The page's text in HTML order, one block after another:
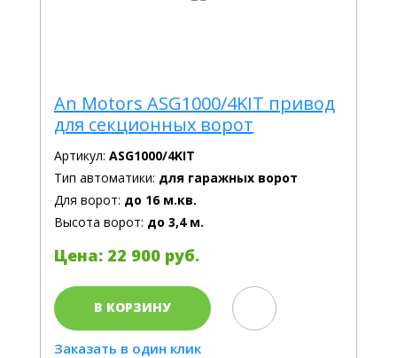
An Motors ASG1000/4KIT привод
для секционных ворот
Артикул: ASG1000/4KIT
Тип автоматики: для гаражных ворот
Для ворот: до 16 м.кв.
Высота ворот: до 3,4 м.
Цена: 22 900 руб.
В КОРЗИНУ
Заказать в один клик